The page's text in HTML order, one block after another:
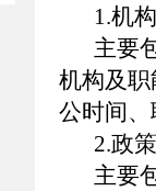
1.机
主要
机构及
公时间
2.政
主要